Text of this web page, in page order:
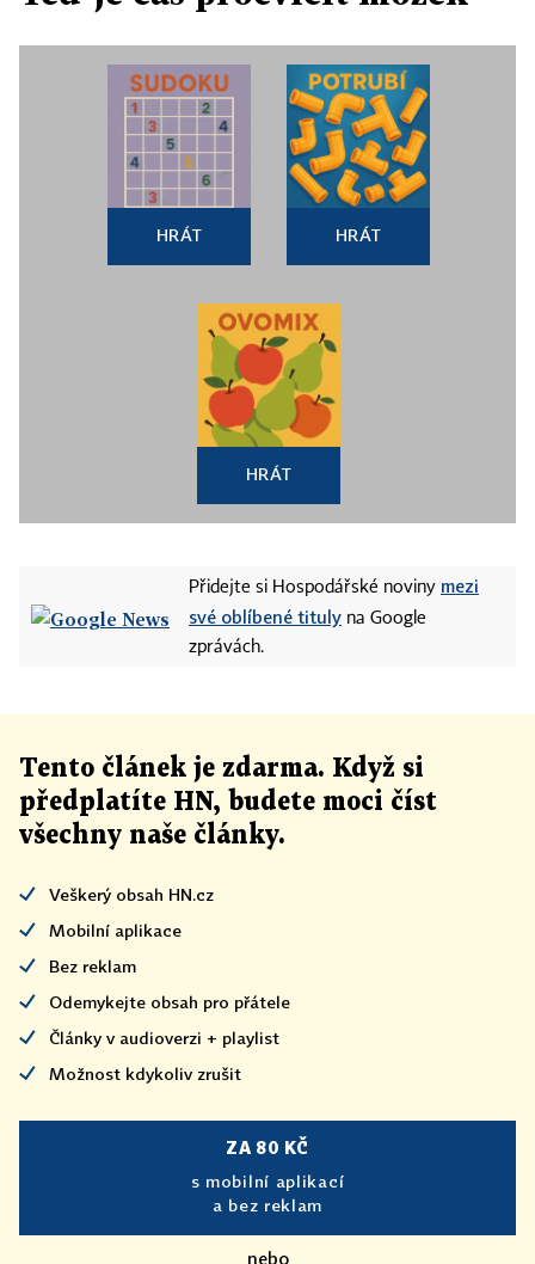
HRÁT HRÁT
HRÁT
Přidejte si Hospodářské noviny mezi
své oblíbené tituly na Google
zprávách.
Tento článek je zdarma. Když si
předplatíte HN, budete moci číst
všechny naše články.
Veškerý obsah HN.cz
Mobilní aplikace
Bez reklam
Odemykejte obsah pro přátele
Články v audioverzi + playlist
Možnost kdykoliv zrušit
ZA 80 KČ
s mobilní aplikací
a bez reklam
nebo